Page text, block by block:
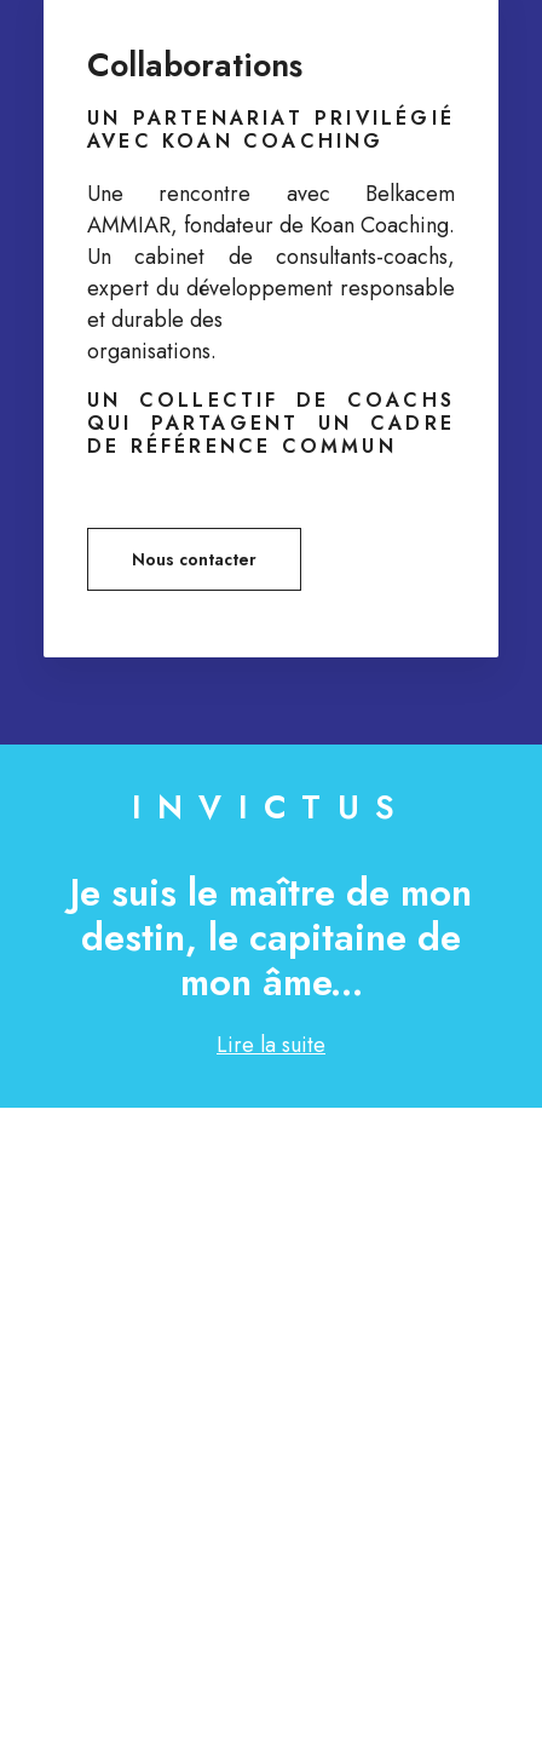
Collaborations
UN PARTENARIAT PRIVILÉGIÉ
AVEC KOAN COACHING
Une rencontre avec Belkacem
AMMIAR, fondateur de Koan Coaching.
Un cabinet de consultants-coachs,
expert du développement responsable
et durable des
organisations.
UN COLLECTIF DE COACHS
QUI PARTAGENT UN CADRE
DE RÉFÉRENCE COMMUN
Nous contacter
INVICTUS
Je suis le maître de mon
destin, le capitaine de
mon âme...
Lire la suite